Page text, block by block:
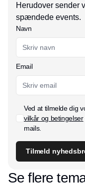
Herudover sender
spændede events.
Navn
Email
Ved at tilmelde dig
vilkår og betingelser
mails.
Tilmeld
Se flere